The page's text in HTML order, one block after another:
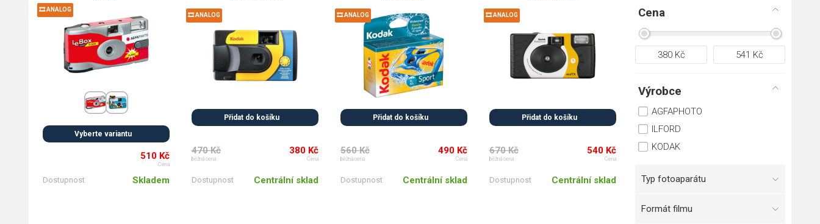
Cena
380Kč 541 Kč
Výrobce
AGFAPHOTO
ILFORD
KODAK
Typ fotoaparátu
Formát filmu
🎞️ ANALOG
Vyberte variantu
510 Kč
Cena
Dostupnost Skladem
🎞️ ANALOG
Přidat do košíku
470 Kč
běžná cena
380 Kč
Cena
Dostupnost Centrální sklad
🎞️ ANALOG
Přidat do košíku
560 Kč
běžná cena
490 Kč
Cena
Dostupnost Centrální sklad
🎞️ ANALOG
Přidat do košíku
670 Kč
běžná cena
540 Kč
Cena
Dostupnost Centrální sklad